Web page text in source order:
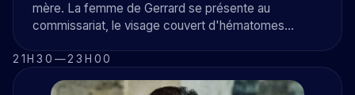
mère. La femme de Gerrard se présente au
commissariat, le visage couvert d'hématomes...
21H30 —23H00